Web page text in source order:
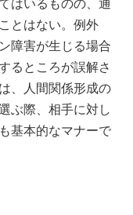
とはない。例外
障害が生じる場合
るところが誤解さ
、人間関係形成の
ぶ際、相手に対し
基本的なマナーで